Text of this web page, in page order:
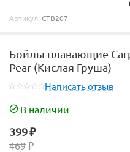
Артикул: CTB207
Бойлы плавающие
Pear (Кислая Груша)
Написать отзыв
В наличии
399₽
469 ₽